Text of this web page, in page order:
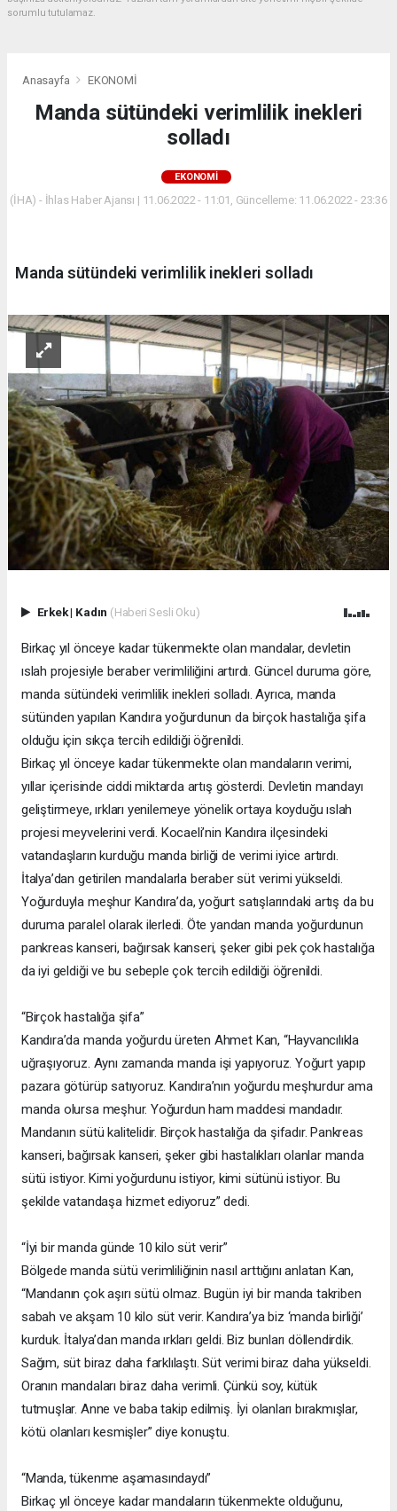
sorumlu tutulamaz.
Anasayfa EKONOMİ
Manda sütündeki verimlilik inekleri
solladı
EKONOMİ
(İHA) - İhlas Haber Ajansı | 11.06.2022 - 11:01, Güncelleme: 11.06.2022 - 23:36
Manda sütündeki verimlilik inekleri solladı
Erkek| Kadın (Haberi Sesli Oku)
Birkaç yıl önceye kadar tükenmekte olan mandalar, devletin
ıslah projesiyle beraber verimliliğini artırdı. Güncel duruma göre,
manda sütündeki verimlilik inekleri solladı. Ayrıca, manda
sütünden yapılan Kandıra yoğurdunun da birçok hastalığa şifa
olduğu için sıkça tercih edildiği öğrenildi.
Birkaç yıl önceye kadar tükenmekte olan mandaların verimi,
yıllar içerisinde ciddi miktarda artış gösterdi. Devletin mandayı
geliştirmeye, ırkları yenilemeye yönelik ortaya koyduğu ıslah
projesi meyvelerini verdi. Kocaeli’nin Kandıra ilçesindeki
vatandaşların kurduğu manda birliği de verimi iyice artırdı.
İtalya’dan getirilen mandalarla beraber süt verimi yükseldi.
Yoğurduyla meşhur Kandıra’da, yoğurt satışlarındaki artış da bu
duruma paralel olarak ilerledi. Öte yandan manda yoğurdunun
pankreas kanseri, bağırsak kanseri, şeker gibi pek çok hastalığa
da iyi geldiği ve bu sebeple çok tercih edildiği öğrenildi.
“Birçok hastalığa şifa”
Kandıra’da manda yoğurdu üreten Ahmet Kan, “Hayvancılıkla
uğraşıyoruz. Aynı zamanda manda işi yapıyoruz. Yoğurt yapıp
pazara götürüp satıyoruz. Kandıra’nın yoğurdu meşhurdur ama
manda olursa meşhur. Yoğurdun ham maddesi mandadır.
Mandanın sütü kalitelidir. Birçok hastalığa da şifadır. Pankreas
kanseri, bağırsak kanseri, şeker gibi hastalıkları olanlar manda
sütü istiyor. Kimi yoğurdunu istiyor, kimi sütünü istiyor. Bu
şekilde vatandaşa hizmet ediyoruz” dedi.
“İyi bir manda günde 10 kilo süt verir”
Bölgede manda sütü verimliliğinin nasıl arttığını anlatan Kan,
“Mandanın çok aşırı sütü olmaz. Bugün iyi bir manda takriben
sabah ve akşam 10 kilo süt verir. Kandıra’ya biz ‘manda birliği’
kurduk. İtalya’dan manda ırkları geldi. Biz bunları döllendirdik.
Sağım, süt biraz daha farklılaştı. Süt verimi biraz daha yükseldi.
Oranın mandaları biraz daha verimli. Çünkü soy, kütük
tutmuşlar. Anne ve baba takip edilmiş. İyi olanları bırakmışlar,
kötü olanları kesmişler” diye konuştu.
“Manda, tükenme aşamasındaydı”
Birkaç yıl önceye kadar mandaların tükenmekte olduğunu,